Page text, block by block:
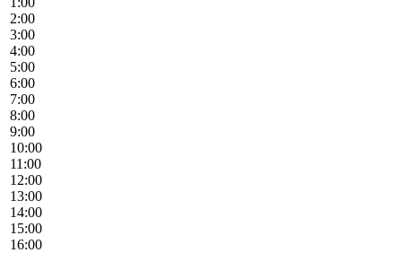
2:00
3:00
4:00
5:00
6:00
7:00
8:00
9:00
10:00
11:00
12:00
13:00
14:00
15:00
16:00